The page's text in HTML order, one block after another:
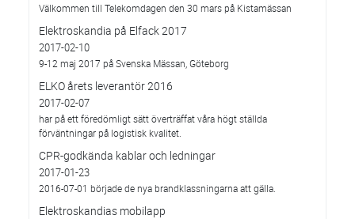
Välkommen till Telekomdagen den 30 mars på Kistamässan
Elektroskandia på Elfack 2017
2017-02-10
9-12 maj 2017 på Svenska Mässan, Göteborg
ELKO årets leverantör 2016
2017-02-07
har på ett föredömligt sätt överträffat våra högt ställda
förväntningar på logistisk kvalitet.
CPR-godkända kablar och ledningar
2017-01-23
2016-07-01 började de nya brandklassningarna att gälla.
Elektroskandias mobilapp